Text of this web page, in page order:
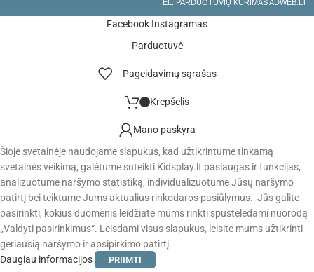
EL. PARDUOTUVIŲ KŪRIMAS ADWEB.LT
Facebook Instagramas
Parduotuvė
Pageidavimų sąrašas
Krepšelis
Mano paskyra
Šioje svetainėje naudojame slapukus, kad užtikrintume tinkamą
svetainės veikimą, galėtume suteikti Kidsplay.lt paslaugas ir funkcijas,
analizuotume naršymo statistiką, individualizuotume Jūsų naršymo
patirtį bei teiktume Jums aktualius rinkodaros pasiūlymus. Jūs galite
pasirinkti, kokius duomenis leidžiate mums rinkti spustelėdami nuorodą
„Valdyti pasirinkimus“. Leisdami visus slapukus, leisite mums užtikrinti
geriausią naršymo ir apsipirkimo patirtį.
Daugiau informacijos
PRIIMTI